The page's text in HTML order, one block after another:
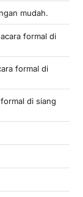
mudah.
formal di
formal di
di siang